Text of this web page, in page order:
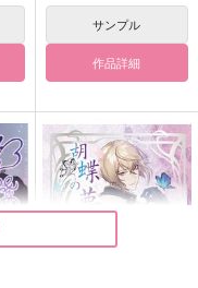
サンプル
作品詳細